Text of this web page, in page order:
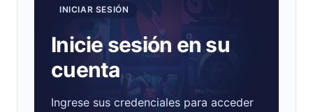
INICIAR SESIÓN
Inicie sesión en su
cuenta
Ingrese sus credenciales para acceder